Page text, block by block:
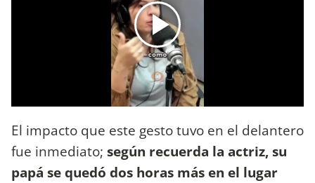
El impacto que este gesto tuvo en el delantero
fue inmediato; según recuerda la actriz, su
papá se quedó dos horas más en el lugar